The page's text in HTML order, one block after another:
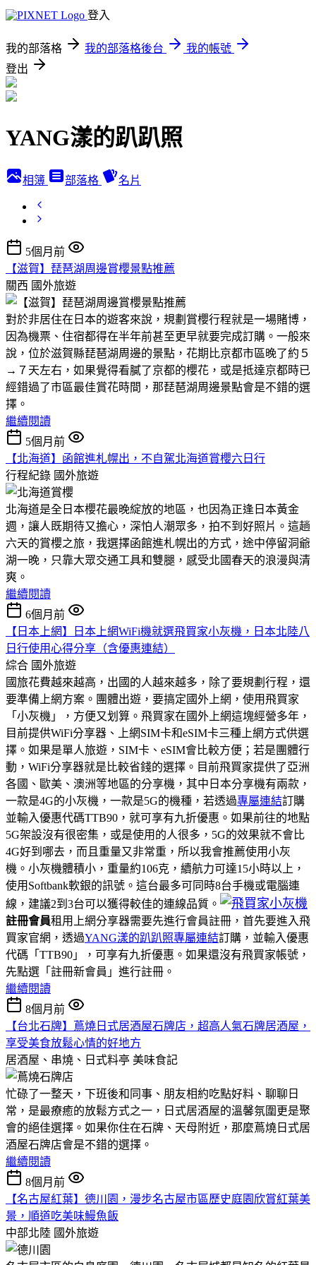
登入
我的部落格 我的部落格後台
我的帳號
登出
YANG漾的趴趴照
相簿 部落格 名片
5個月前
【滋賀】琵琶湖周邊賞櫻景點推薦
關西 國外旅遊
對於非居住在日本的遊客來說，規劃賞櫻行程就是一場賭博，
因為機票、住宿都得在半年前甚至更早就要完成訂購。一般來
說，位於滋賀縣琵琶湖周邊的景點，花期比京都市區晚了約５
→７天左右，如果覺得看膩了京都的櫻花，或是抵達京都時已
經錯過了市區最佳賞花時間，那琵琶湖周邊景點會是不錯的選
擇。
繼續閱讀
5個月前
【北海道】函館進札幌出，不自駕北海道賞櫻六日行
行程紀錄 國外旅遊
北海道是全日本櫻花最晚綻放的地區，也因為正逢日本黃金
週，讓人既期待又擔心，深怕人潮眾多，拍不到好照片。這趟
六天的賞櫻之旅，我選擇函館進札幌出的方式，途中停留洞爺
湖一晚，只靠大眾交通工具和雙腿，感受北國春天的浪漫與清
爽。
繼續閱讀
6個月前
【日本上網】日本上網WiFi機就選飛買家小灰機，日本北陸八
日行使用心得分享（含優惠連結）
綜合 國外旅遊
國旅花費越來越高，出國的人越來越多，除了要規劃行程，還
要準備上網方案。團體出遊，要搞定國外上網，使用飛買家
「小灰機」，方便又划算。飛買家在國外上網這塊經營多年，
目前提供WiFi分享器、上網SIM卡和eSIM卡三種上網方式供選
擇。如果是單人旅遊，SIM卡、eSIM會比較方便；若是團體行
動，WiFi分享器就是比較省錢的選擇。目前飛買家提供了亞洲
各國、歐美、澳洲等地區的分享機，其中日本分享機有兩款，
一款是4G的小灰機，一款是5G的機種，若透過專屬連結訂購
並輸入優惠代碼TTB90，就可享有九折優惠。如果前往的地點
5G架設沒有很密集，或是使用的人很多，5G的效果就不會比
4G好到哪去，而且重量又非常重，所以我會推薦使用小灰
機。小灰機體積小，重量約106克，續航力可達15小時以上，
使用Softbank軟銀的訊號。這台最多可同時8台手機或電腦連
線，建議2到3台可以獲得較佳的連線品質。
註冊會員租用上網分享器需要先進行會員註冊，首先要進入飛
買家官網，透過YANG漾的趴趴照專屬連結訂購，並輸入優惠
代碼「TTB90」，可享有九折優惠。如果還沒有飛買家帳號，
先點選「註冊新會員」進行註冊。
繼續閱讀
8個月前
【台北石牌】蔦燒日式居酒屋石牌店，超高人氣石牌居酒屋，
享受美食放鬆心情的好地方
居酒屋、串燒、日式料亭 美味食記
忙碌了一整天，下班後和同事、朋友相約吃點好料、聊聊日
常，是最療癒的放鬆方式之一，日式居酒屋的溫馨氛圍更是聚
會的絕佳選擇。如果你住在石牌、天母附近，那麼蔦燒日式居
酒屋石牌店會是不錯的選擇。
繼續閱讀
8個月前
【名古屋紅葉】德川園，漫步名古屋市區歷史庭園欣賞紅葉美
景，順道吃美味鰻魚飯
中部北陸 國外旅遊